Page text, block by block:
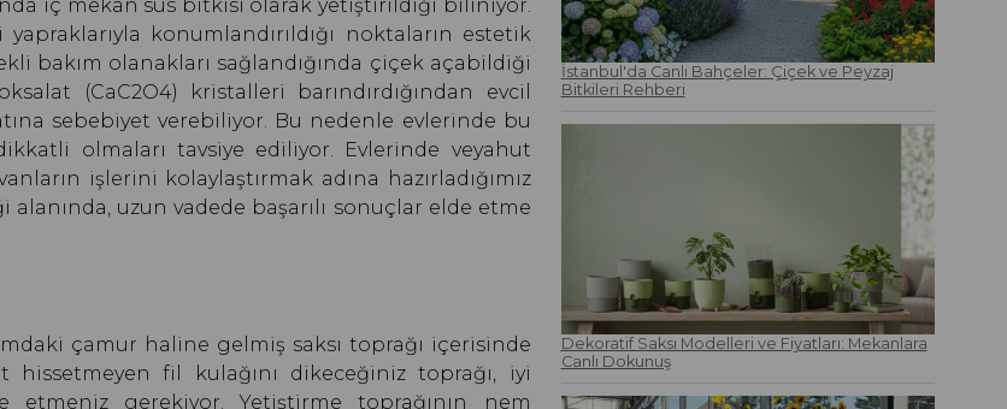
iç mekân süs bitkisi olarak yetiştirildiği biliniyor.
konumlandırıldığı noktaların estetik
bakım olanakları sağlandığında çiçek açabildiği
(CaC2O4) kristalleri barındırdığından evcil
sebebiyet verebiliyor. Bu nedenle evlerinde bu
olmaları tavsiye ediliyor. Evlerinde veyahut
işlerini kolaylaştırmak adına hazırladığımız
uzun vadede başarılı sonuçlar elde etme
çamur haline gelmiş saksı toprağı içerisinde
hissetmeyen fil kulağını dikeceğiniz toprağı, iyi
etmeniz gerekiyor. Yetiştirme toprağının nem
İstanbul'da Canlı Bahçeler: Çiçek ve Peyzaj
Bitkileri Rehberi
Dekoratif Saksı Modelleri ve Fiyatları: Mekanlara
Canlı Dokunuş